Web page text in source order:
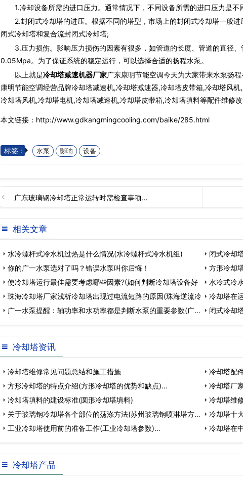
1.冷却设备所需的进口压力。通常情况下，不同设备所需的进口压力是不
2.封闭式冷却塔的进压。根据不同的塔型，市场上的封闭式冷却塔一般进
闭式冷却塔和复合流封闭式冷却塔;
3.压力损伤。影响压力损伤的因素有很多，如管道的长度、管道的直径、
0.05Mpa。为了保证系统的稳定运行，可以选择合适的扬程水泵。
以上就是冷却塔减速机器厂家广东康明节能空调今天为大家带来水泵扬
康明节能空调经营品牌冷却塔减速机,冷却塔减速器,冷却塔皮带箱,冷却塔风
冷却塔风机,冷却塔电机,冷却塔减速机,冷却塔皮带箱,冷却塔填料等配件维修改
本文链接：http://www.gdkangmingcooling.com/baike/285.html
标签： 水泵 影响 设备
广东玻璃钢冷却塔正常运转时需检查事项…
相关文章
水冷螺杆式冷水机过热是什么情况(水冷螺杆式冷水机组)
闭式冷却
你的广一水泵选对了吗？错误水泵叫你后悔！
方形冷却
使冷却塔运行最佳需要考虑哪些因素?(如何判断冷却塔设备好
水冷式冷
珠海冷却塔厂家浅析冷却塔出现过电流短路的原因(珠海逆流冷
冷却塔在
广一水泵提醒：轴功率和水功率都是判断水泵的重要参数(广州
广
闭式冷却
冷却塔资讯
冷却塔维修常见问题总结和施工措施
冷却塔配
却…
方形冷却塔的特点介绍(方形冷却塔的优势和缺点)…
冷却塔厂
好…
冷却塔填料的建设标准(圆形冷却塔填料)
冷却塔维
式…
关于玻璃钢冷却塔各个部位的荡涤方法(苏州玻璃钢喷淋塔方
案…
冷却塔十
现…
工业冷却塔使用前的准备工作(工业冷却塔参数)…
冷却塔在
作…
冷却塔产品